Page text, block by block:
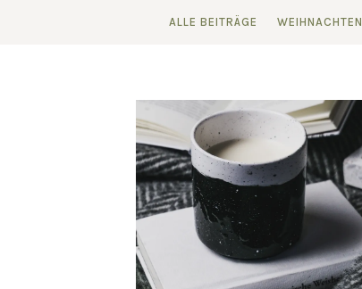
ALLE BEITRÄGE WEIHNACHTEN